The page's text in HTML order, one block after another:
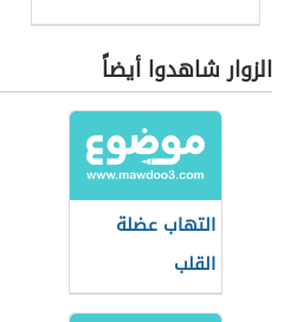
الزوار شاهدوا أيضاً
التهاب عضلة
القلب